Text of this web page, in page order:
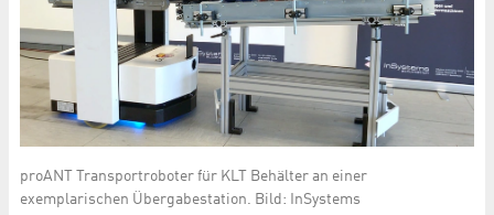
proANT Transportroboter für KLT Behälter an einer
exemplarischen Übergabestation. Bild: InSystems